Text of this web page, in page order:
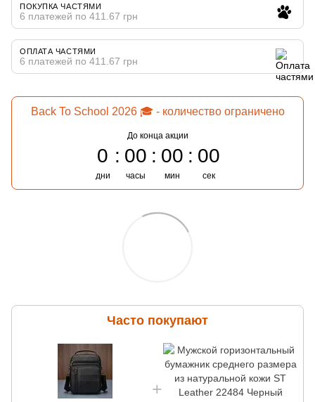
ПОКУПКА ЧАСТЯМИ
6 платежей по 411.67 грн
ОПЛАТА ЧАСТЯМИ
6 платежей по 411.67 грн
Back To School 2026 🎓 - количество ограничено
До конца акции
0
дни
00
часы
00
мин
00
сек
Часто покупают